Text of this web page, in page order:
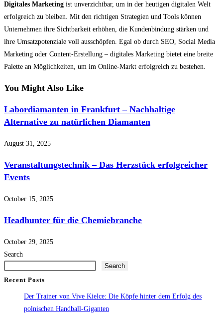
Digitales Marketing ist unverzichtbar, um in der heutigen digitalen Welt
erfolgreich zu bleiben. Mit den richtigen Strategien und Tools können
Unternehmen ihre Sichtbarkeit erhöhen, die Kundenbindung stärken und
ihre Umsatzpotenziale voll ausschöpfen. Egal ob durch SEO, Social Media
Marketing oder Content-Erstellung – digitales Marketing bietet eine breite
Palette an Möglichkeiten, um im Online-Markt erfolgreich zu bestehen.
You Might Also Like
Labor­diamanten in Frankfurt – Nachhaltige
Alternative zu natürlichen Diamanten
August 31, 2025
Veranstaltungstechnik – Das Herzstück erfolgreicher
Events
October 15, 2025
Headhunter für die Chemiebranche
October 29, 2025
Search
Search
Recent Posts
Der Trainer von Vive Kielce: Die Köpfe hinter dem Erfolg des
polnischen Handball-Giganten